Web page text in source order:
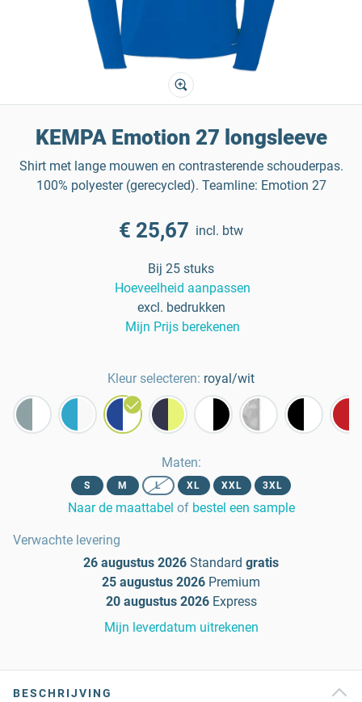
KEMPA Emotion 27 longsleeve
Shirt met lange mouwen en contrasterende schouderpas.
100% polyester (gerecycled). Teamline: Emotion 27
€ 25,67 incl. btw
Bij 25 stuks
Hoeveelheid aanpassen
excl. bedrukken
Mijn Prijs berekenen
Kleur selecteren: royal/wit
Maten:
S M L XL XXL 3XL
Naar de maattabel of bestel een sample
Verwachte levering
26 augustus 2026 Standard gratis
25 augustus 2026 Premium
20 augustus 2026 Express
Mijn leverdatum uitrekenen
BESCHRIJVING